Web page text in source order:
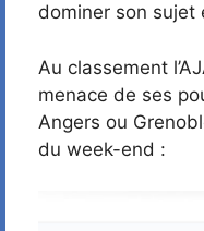
dominer son sujet
Au classement
menace de ses
Angers ou
du week-end :